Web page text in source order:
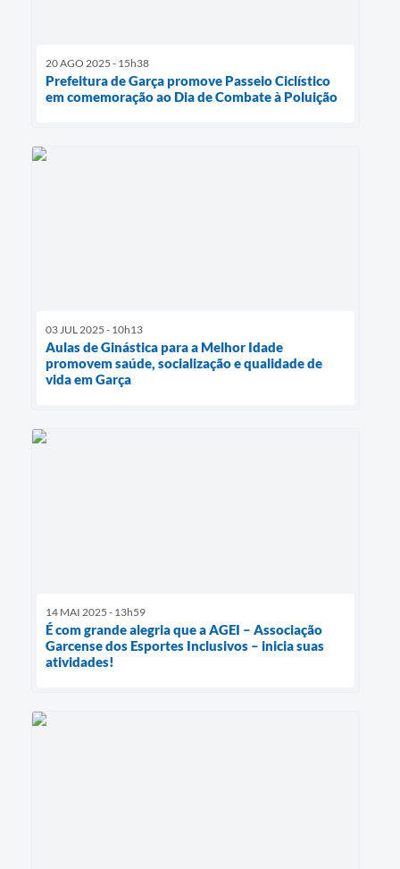
20 AGO 2025 - 15h38
Prefeitura de Garça promove Passeio Ciclístico
em comemoração ao Dia de Combate à Poluição
03 JUL 2025 - 10h13
Aulas de Ginástica para a Melhor Idade
promovem saúde, socialização e qualidade de
vida em Garça
14 MAI 2025 - 13h59
É com grande alegria que a AGEI – Associação
Garcense dos Esportes Inclusivos – inicia suas
atividades!